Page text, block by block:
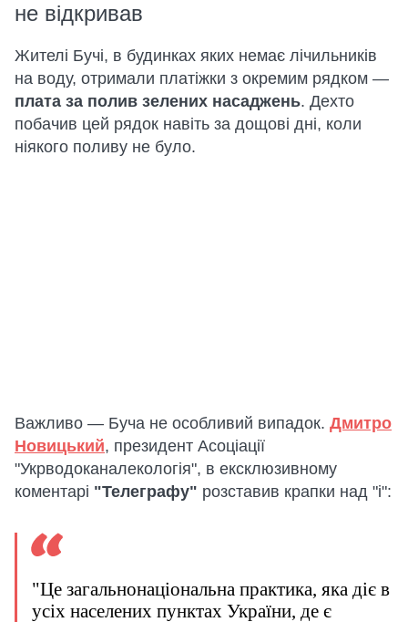
не відкривав
Жителі Бучі, в будинках яких немає лічильників
на воду, отримали платіжки з окремим рядком —
плата за полив зелених насаджень. Дехто
побачив цей рядок навіть за дощові дні, коли
ніякого поливу не було.
Важливо — Буча не особливий випадок. Дмитро
Новицький, президент Асоціації
"Укрводоканалекологія", в ексклюзивному
коментарі "Телеграфу" розставив крапки над "і":
"Це загальнонаціональна практика, яка діє в
усіх населених пунктах України, де є